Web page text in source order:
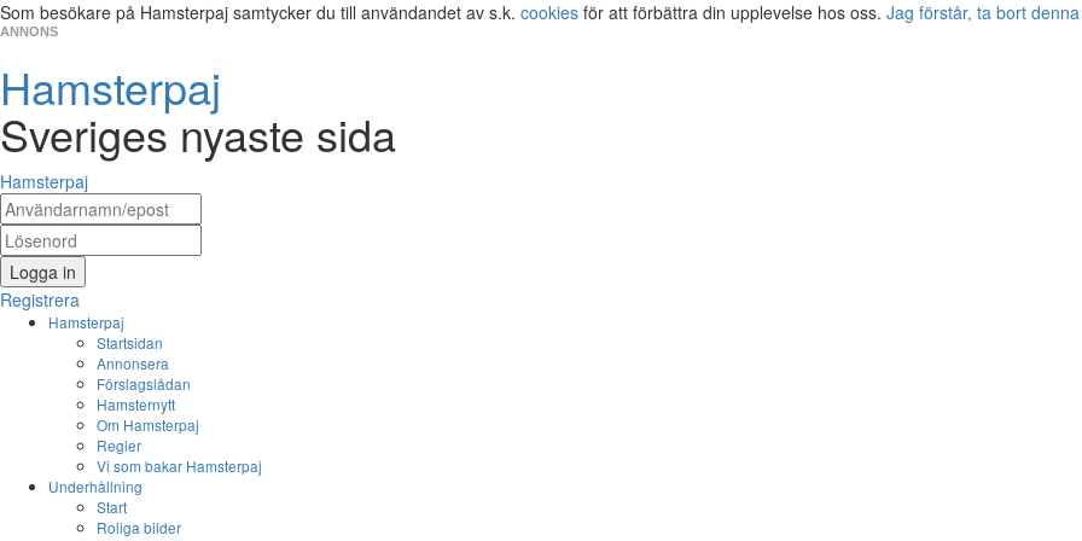
Som besökare på Hamsterpaj samtycker du till användandet av s.k. cookies för att förbättra din upplevelse hos oss. Jag förstår, ta bort
ANNONS
Hamsterpaj
Sveriges nyaste sida
Hamsterpaj
Logga in
Registrera
Hamsterpaj
Startsidan
Annonsera
Förslagslådan
Hamsternytt
Om Hamsterpaj
Regler
Vi som bakar Hamsterpaj
Underhållning
Start
Roliga bilder